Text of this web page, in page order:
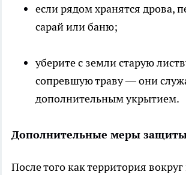
если рядом хранятся дрова,
сарай или баню;
уберите с земли старую
сопревшую траву — они
дополнительным укрытием.
Дополнительные меры
После того как территория